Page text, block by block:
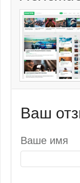
Ваш
Ваше имя